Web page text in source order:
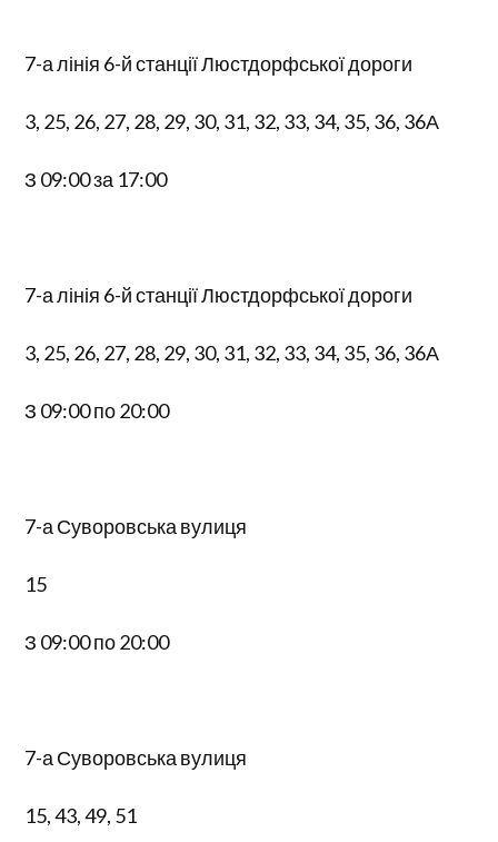
7-а лінія 6-й станції Люстдорфської дороги
3, 25, 26, 27, 28, 29, 30, 31, 32, 33, 34, 35, 36, 36А
З 09:00 за 17:00
7-а лінія 6-й станції Люстдорфської дороги
3, 25, 26, 27, 28, 29, 30, 31, 32, 33, 34, 35, 36, 36А
З 09:00 по 20:00
7-а Суворовська вулиця
15
З 09:00 по 20:00
7-а Суворовська вулиця
15, 43, 49, 51